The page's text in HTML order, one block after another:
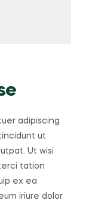
adipiscing
ut
Ut wisi
tation
ex ea
iriure dolor